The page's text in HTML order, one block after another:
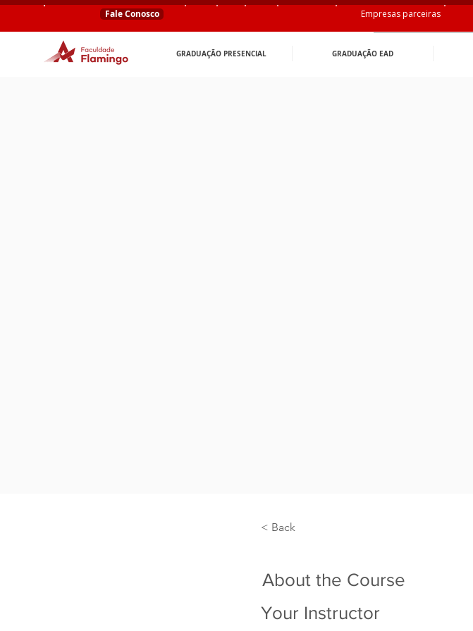
Fale Conosco Empresas parceiras
GRADUAÇÃO PRESENCIAL GRADUAÇÃO EAD
< Back
About the Course
Your Instructor